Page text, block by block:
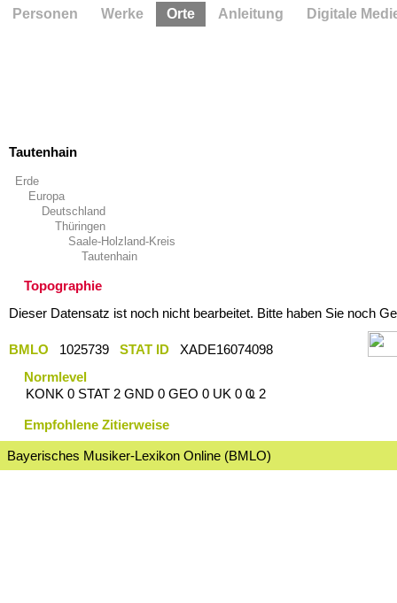
Tautenhain
Erde
Europa
Deutschland
Thüringen
Saale-Holzland-Kreis
Tautenhain
Topographie
Dieser Datensatz ist noch nicht bearbeitet. Bitte haben Sie noch
BMLO 1025739 STAT ID
XADE16074098
Normlevel
KONK 0 STAT 2 GND 0 GEO 0 UK 0 Ҩ 2
Empfohlene Zitierweise
Bayerisches Musiker-Lexikon Online (BMLO)
Personen Werke Orte Anleitung Digitale